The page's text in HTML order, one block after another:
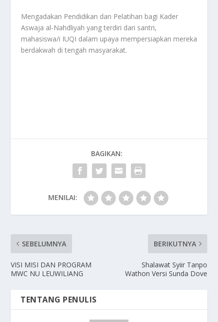
Mengadakan Pendidikan dan Pelatihan bagi Kader
Aswaja al-Nahdliyah yang terdiri dari santri,
mahasiswa/i IUQI dalam upaya mempersiapkan mereka
berdakwah di tengah masyarakat.
BAGIKAN:
MENILAI:
SEBELUMNYA
VISI MISI DAN PROGRAM
MWC NU LEUWILIANG
BERIKUTNYA
Shalawat Syiir Tanpo
Wathon Versi Sunda Dove
TENTANG PENULIS